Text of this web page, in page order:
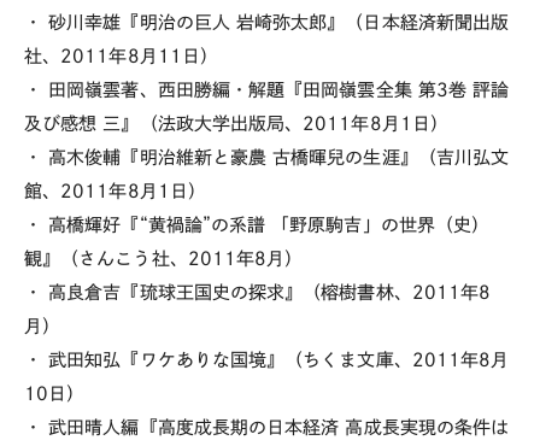
・ 砂川幸雄『明治の巨人 岩崎弥太郎』（日本経済新聞出版
社、2011年8月11日）
・ 田岡嶺雲著、西田勝編・解題『田岡嶺雲全集 第3巻 評論
及び感想 三』（法政大学出版局、2011年8月1日）
・ 高木俊輔『明治維新と豪農 古橋暉兒の生涯』（吉川弘文
館、2011年8月1日）
・ 高橋輝好『“黄禍論”の系譜 「野原駒吉」の世界（史）
観』（さんこう社、2011年8月）
・ 高良倉吉『琉球王国史の探求』（榕樹書林、2011年8
月）
・ 武田知弘『ワケありな国境』（ちくま文庫、2011年8月
10日）
・ 武田晴人編『高度成長期の日本経済 高成長実現の条件は